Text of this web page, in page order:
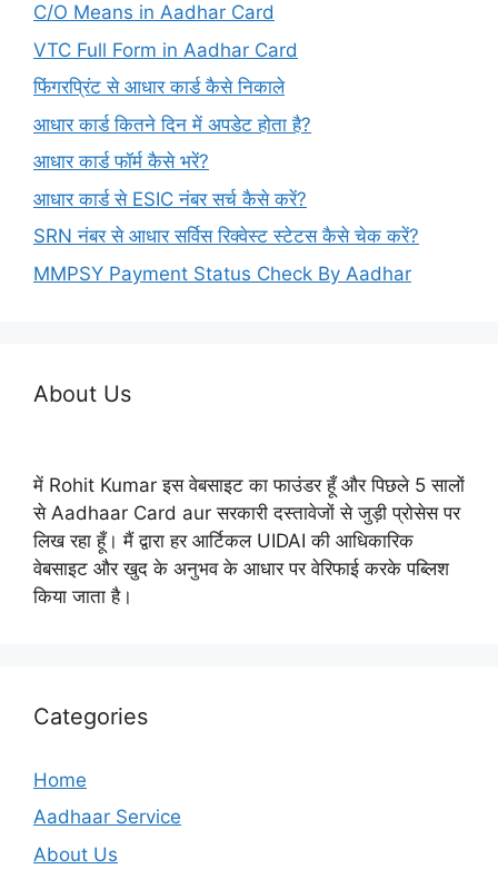
C/O Means in Aadhar Card
VTC Full Form in Aadhar Card
फिंगरप्रिंट से आधार कार्ड कैसे निकाले
आधार कार्ड कितने दिन में अपडेट होता है?
आधार कार्ड फॉर्म कैसे भरें?
आधार कार्ड से ESIC नंबर सर्च कैसे करें?
SRN नंबर से आधार सर्विस रिक्वेस्ट स्टेटस कैसे चेक करें?
MMPSY Payment Status Check By Aadhar
About Us
में Rohit Kumar इस वेबसाइट का फाउंडर हूँ और पिछले 5 सालों
से Aadhaar Card aur सरकारी दस्तावेजों से जुड़ी प्रोसेस पर
लिख रहा हूँ। मैं द्वारा हर आर्टिकल UIDAI की आधिकारिक
वेबसाइट और खुद के अनुभव के आधार पर वेरिफाई करके पब्लिश
किया जाता है।
Categories
Home
Aadhaar Service
About Us